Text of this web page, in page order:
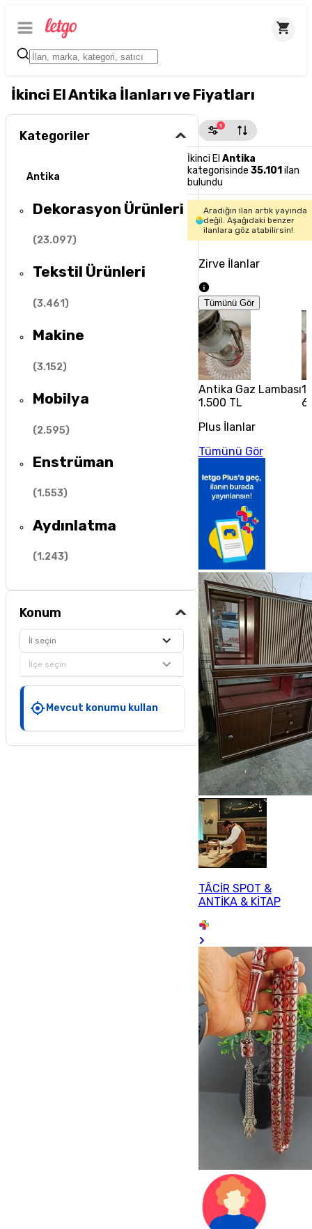
İkinci El Antika İlanları ve Fiyatları
Kategoriler
Antika
Dekorasyon Ürünleri
(23.097)
Tekstil Ürünleri
(3.461)
Makine
(3.152)
Mobilya
(2.595)
Enstrüman
(1.553)
Aydınlatma
(1.243)
Konum
İl seçin
İlçe seçin
Mevcut konumu kullan
1
İkinci El Antika
kategorisinde 35.101 ilan
bulundu
Aradığın ilan artık yayında
değil. Aşağıdaki benzer
ilanlara göz atabilirsin!
Zirve İlanlar
Tümünü Gör
Antika Gaz Lambası
1.500 TL
Plus İlanlar
Tümünü Gör
TÂCİR SPOT &
ANTİKA & KİTAP